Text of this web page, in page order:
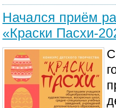
Начался приём
«Краски Пасхи-